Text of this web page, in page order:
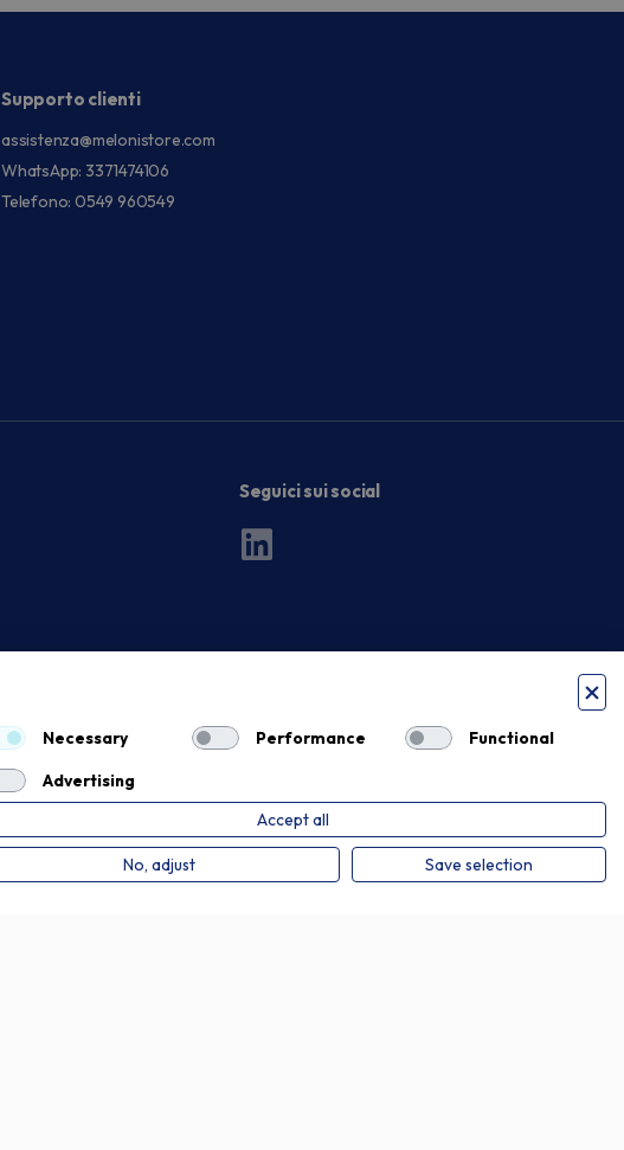
Supporto clienti
assistenza@melonistore.com
WhatsApp: 3371474106
Telefono: 0549 960549
Seguici sui social
Privacy Policy
Necessary Performance
Functional
Advertising
Accept all
No, adjust Save selection